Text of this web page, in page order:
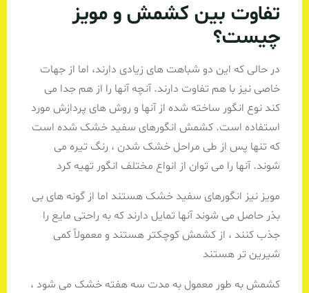
تفاوت بین کشمش و مویز
چیست؟
در حالی که این دو شباهت های زیادی دارند، اما از جهات
خاصی نیز با هم تفاوت دارند. آنچه آنها را از هم جدا می
کند نوع انگور ساخته شده از آنها و روش های پردازش مورد
استفاده است. کشمش انگورهای سفید خشک شده است
که تنها پس از طی مراحل خشک شدن ، رنگ تیره می
شوند. آنها را می توان از انواع مختلف انگور تهیه کرد
مویز نیز انگورهای سفید خشک هستند اما از گونه های بی
بذر حاصل می شوند آنها تمایل دارند که به راحتی مایع را
جذب کنند ، از کشمش کوچکتر هستند و معمولاً کمی
شیرین تر هستند
کشمش به طور معمول به مدت سه هفته خشک می شود ،